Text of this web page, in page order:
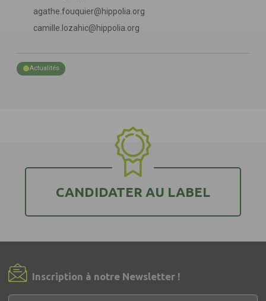
agathe.fouquier@hippolia.org
camille.lozahic@hippolia.org
Actualités
CANDIDATER AU LABEL
Inscription à notre Newsletter !